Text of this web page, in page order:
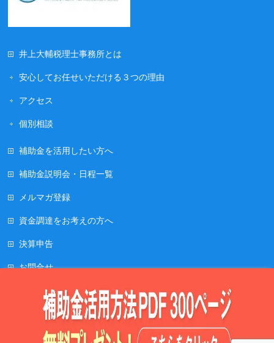
井上大輔税理士事務所とは
安心してお任せいただける３つの理由
アクセス
個別相談
補助金を活用したい方へ
補助金説明会・日程一覧
メルマガ登録
資金調達をお考えの方へ
決算申告
お問合せ
お知らせ
プライバシーポリシー